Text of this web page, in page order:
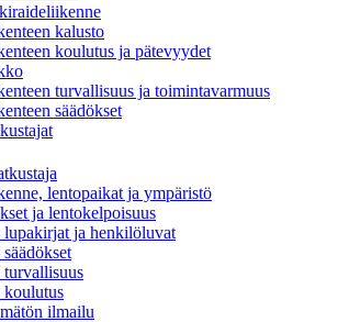
kalusto
koulutus ja pätevyydet
turvallisuus ja toimintavarmuus
säädökset
lentopaikat ja ympäristö
ja lentokelpoisuus
ja henkilöluvat
ilmailu